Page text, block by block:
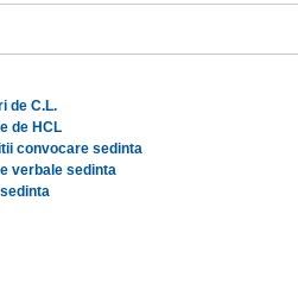
de C.L.
de HCL
convocare sedinta
verbale sedinta